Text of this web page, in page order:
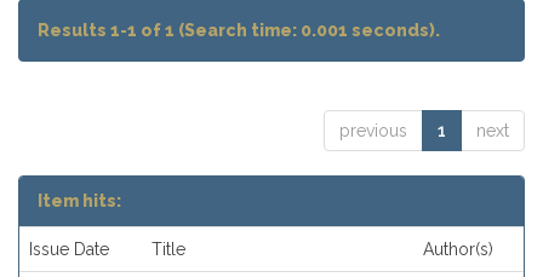
Results 1-1 of 1 (Search time: 0.001 seconds).
previous 1 next
Item hits:
Issue Date Title Author(s)